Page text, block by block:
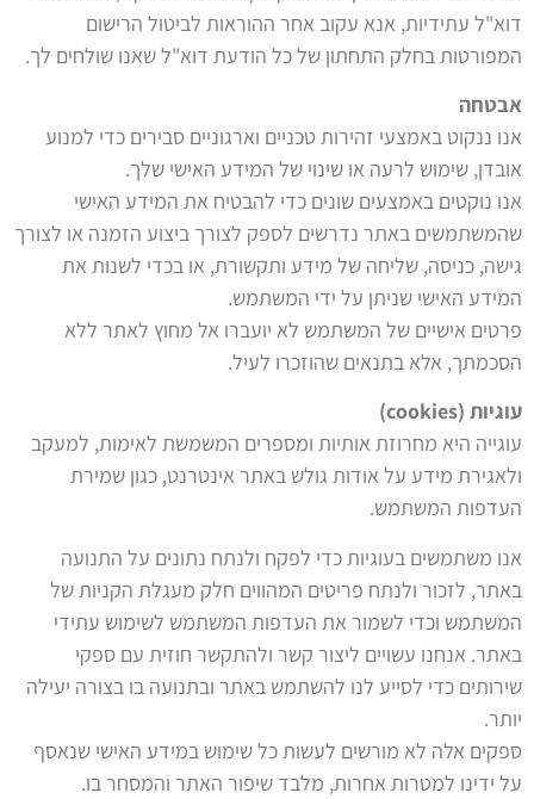
דוא"ל עתידיות, אנא עקוב אחר ההוראות לביטול הרישום
המפורטות בחלק התחתון של כל הודעת דוא"ל שאנו שולחים לך.
אבטחה
אנו ננקוט באמצעי זהירות טכניים וארגוניים סבירים כדי למנוע
אובדן, שימוש לרעה או שינוי של המידע האישי שלך.
אנו נוקטים באמצעים שונים כדי להבטיח את המידע האישי
שהמשתמשים באתר נדרשים לספק לצורך ביצוע הזמנה או לצורך
גישה, כניסה, שליחה של מידע ותקשורת, או בכדי לשנות את
המידע האישי שניתן על ידי המשתמש.
פרטים אישיים של המשתמש לא יועברו אל מחוץ לאתר ללא
הסכמתך, אלא בתנאים שהוזכרו לעיל.
עוגיות (cookies)
עוגייה היא מחרוזת אותיות ומספרים המשמשת לאימות, למעקב
ולאגירת מידע על אודות גולש באתר אינטרנט, כגון שמירת
העדפות המשתמש.
אנו משתמשים בעוגיות כדי לפקח ולנתח נתונים על התנועה
באתר, לזכור ולנתח פריטים המהווים חלק מעגלת הקניות של
המשתמש וכדי לשמור את העדפות המשתמש לשימוש עתידי
באתר. אנחנו עשויים ליצור קשר ולהתקשר חוזית עם ספקי
שירותים כדי לסייע לנו להשתמש באתר ובתנועה בו בצורה יעילה
יותר.
ספקים אלה לא מורשים לעשות כל שימוש במידע האישי שנאסף
על ידינו למטרות אחרות, מלבד שיפור האתר והמסחר בו.